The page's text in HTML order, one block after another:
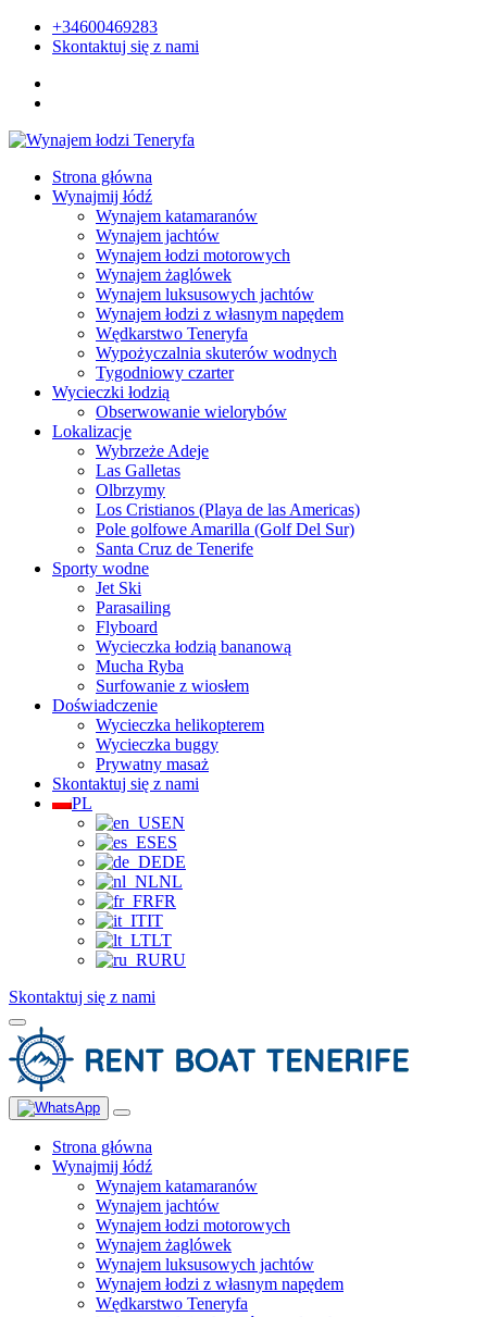
+34600469283
Skontaktuj się z nami
Strona główna
Wynajmij łódź
Wynajem katamaranów
Wynajem jachtów
Wynajem łodzi motorowych
Wynajem żaglówek
Wynajem luksusowych jachtów
Wynajem łodzi z własnym napędem
Wędkarstwo Teneryfa
Wypożyczalnia skuterów wodnych
Tygodniowy czarter
Wycieczki łodzią
Obserwowanie wielorybów
Lokalizacje
Wybrzeże Adeje
Las Galletas
Olbrzymy
Los Cristianos (Playa de las Americas)
Pole golfowe Amarilla (Golf Del Sur)
Santa Cruz de Tenerife
Sporty wodne
Jet Ski
Parasailing
Flyboard
Wycieczka łodzią bananową
Mucha Ryba
Surfowanie z wiosłem
Doświadczenie
Wycieczka helikopterem
Wycieczka buggy
Prywatny masaż
Skontaktuj się z nami
PL
EN
ES
DE
NL
FR
IT
LT
RU
Skontaktuj się z nami
Strona główna
Wynajmij łódź
Wynajem katamaranów
Wynajem jachtów
Wynajem łodzi motorowych
Wynajem żaglówek
Wynajem luksusowych jachtów
Wynajem łodzi z własnym napędem
Wędkarstwo Teneryfa